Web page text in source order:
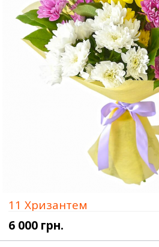
11 Хризантем
6 000 грн.